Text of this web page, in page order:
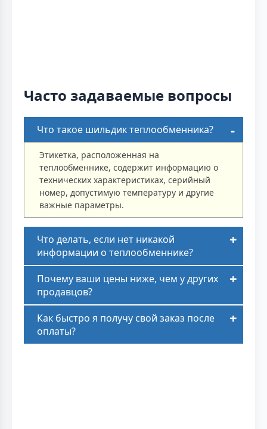
Часто задаваемые вопросы
Что такое шильдик теплообменника?
Этикетка, расположенная на
теплообменнике, содержит информацию о
технических характеристиках, серийный
номер, допустимую температуру и другие
важные параметры.
Что делать, если нет никакой
информации о теплообменнике?
Почему ваши цены ниже, чем у других
продавцов?
Как быстро я получу свой заказ после
оплаты?